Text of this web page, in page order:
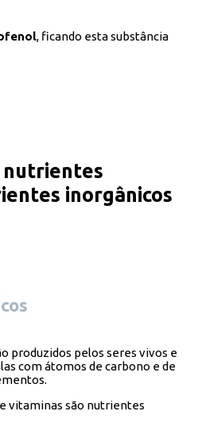
, ficando esta substância
inorgânicos
produzidos pelos seres vivos e
com átomos de carbono e de
vitaminas são nutrientes